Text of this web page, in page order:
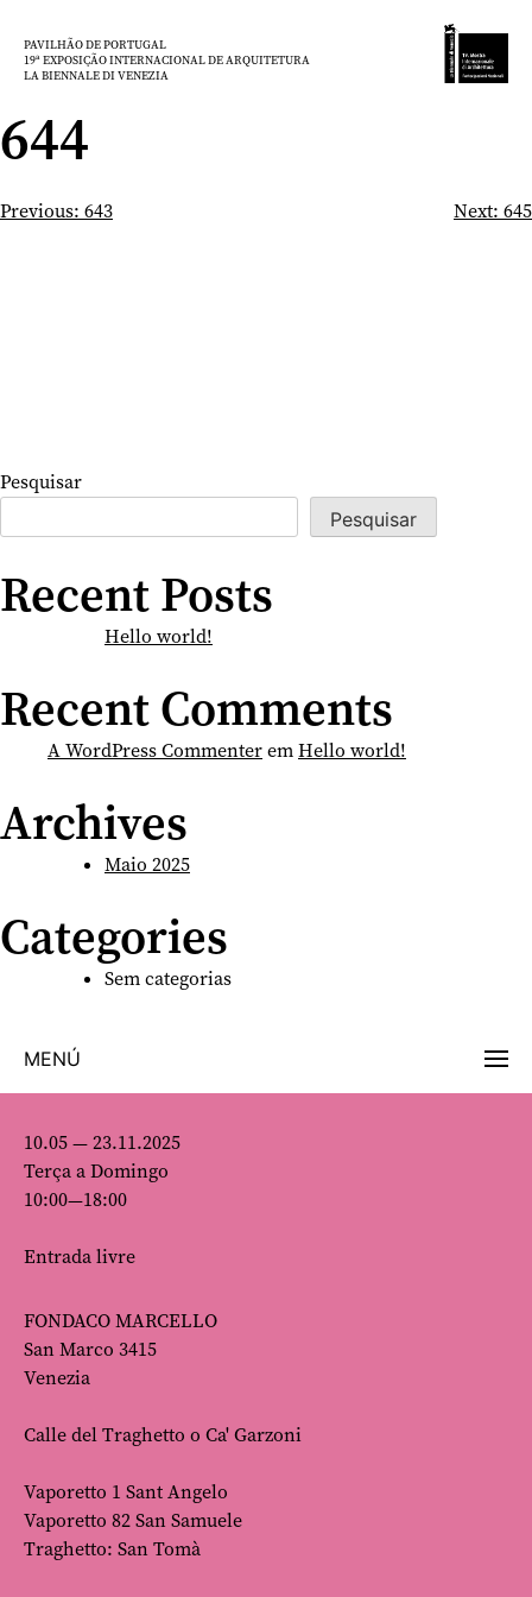
paraPAVILHÃO DE PORTUGAL
19ª EXPOSIÇÃO INTERNACIONAL DE ARQUITETURA
LA BIENNALE DI VENEZIA
644
Navegação
Previous: 643 Next: 645
Pesquisar
Pesquisar
Recent Posts
Hello world!
Recent Comments
A WordPress CommenteremHello world!
Archives
Maio 2025
Categories
Sem categorias
MENÚ
10.05 — 23.11.2025
Terça a Domingo
10:00—18:00
Entrada livre
FONDACO MARCELLO
San Marco 3415
Venezia
Calle del Traghetto o Ca' Garzoni
Vaporetto 1 Sant Angelo
Vaporetto 82 San Samuele
Traghetto: San Tomà